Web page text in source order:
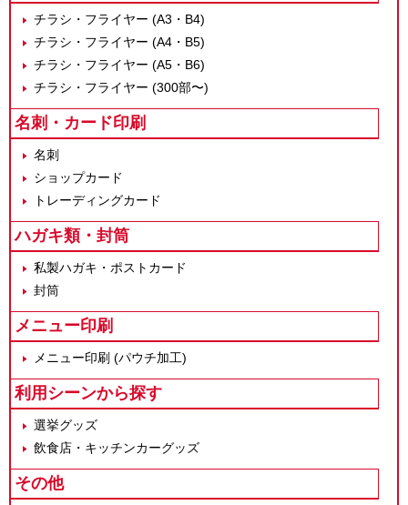
チラシ・フライヤー (A3・B4)
チラシ・フライヤー (A4・B5)
チラシ・フライヤー (A5・B6)
チラシ・フライヤー (300部〜)
名刺・カード印刷
名刺
ショップカード
トレーディングカード
ハガキ類・封筒
私製ハガキ・ポストカード
封筒
メニュー印刷
メニュー印刷 (パウチ加工)
利用シーンから探す
選挙グッズ
飲食店・キッチンカーグッズ
その他